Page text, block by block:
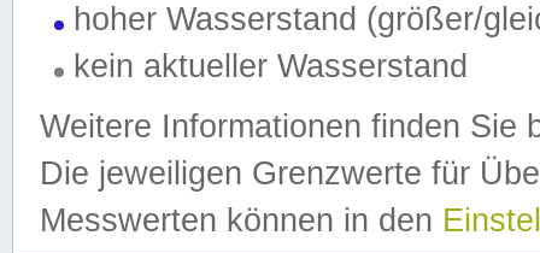
hoher Wasserstand (größer/
kein aktueller Wasserstand
Weitere Informationen finden Sie
Die jeweiligen Grenzwerte für
Messwerten können in den